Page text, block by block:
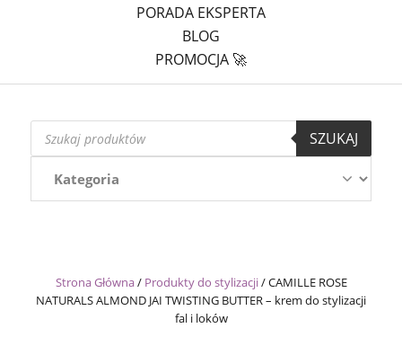
PORADA EKSPERTA
BLOG
PROMOCJA 🚀
Wyszukiwarka
produktów
SZUKAJ
Strona Główna/ Produkty do stylizacji/CAMILLE ROSE
NATURALS ALMOND JAI TWISTING BUTTER – krem do stylizacji
fal i loków